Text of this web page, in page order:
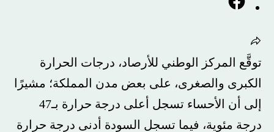
توقَّع المركز الوطني للأرصاد، درجات الحرارة
الكبرى والصغرى، على بعض مدن المملكة؛ مشيرًا
إلى أن الأحساء تسجل أعلى درجة حرارة بـ47
درجة مئوية، فيما تسجل السودة أدنى درجة حرارة